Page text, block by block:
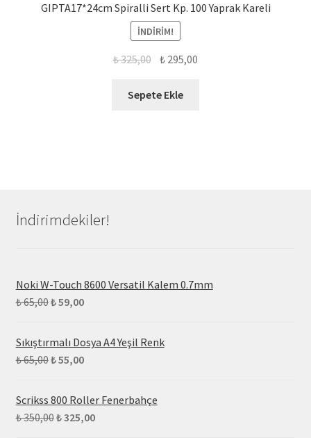
GIPTA17*24cm Spiralli Sert Kp. 100 Yaprak Kareli
İNDIRIM!
₺325,00 ₺ 295,00
Sepete Ekle
İndirimdekiler!
Noki W-Touch 8600 Versatil Kalem 0.7mm
₺65,00₺59,00
Sıkıştırmalı Dosya A4 Yeşil Renk
₺65,00₺55,00
Scrikss 800 Roller Fenerbahçe
₺350,00₺325,00